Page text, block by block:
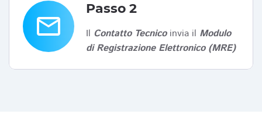
email
Passo 2
Il Contatto Tecnicoinvia il Modulo
di Registrazione Elettronico (MRE)